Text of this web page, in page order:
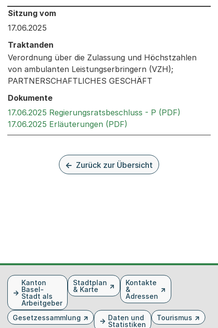
Behandelt an den folgenden Sitzungen: Informationen
Sitzung vom
17.06.2025
Traktanden
Verordnung über die Zulassung und Höchstzahlen
von ambulanten Leistungserbringern (VZH);
PARTNERSCHAFTLICHES GESCHÄFT
Dokumente
17.06.2025 Regierungsratsbeschluss - P (PDF)
17.06.2025 Erläuterungen (PDF)
Zurück zur Übersicht
FusszeileKanton
Basel-
Stadt als
Arbeitgeber
Stadtplan
& Karte
Kontakte
&
Adressen
Gesetzessammlung
Daten und
Statistiken
Tourismus